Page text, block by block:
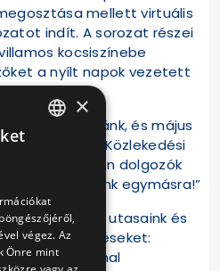
mellett virtuális
indít. A sorozat részei
kocsiszínebe
a nyílt napok vezetett
hozzánk, és május
be: „Ma van a Közlekedési
közlekedésben dolgozók
is figyeljünk egymásra!”
óta hoz utasaink és
intézkedéseket:
kordonnal
×
végez. Az
Önre mint